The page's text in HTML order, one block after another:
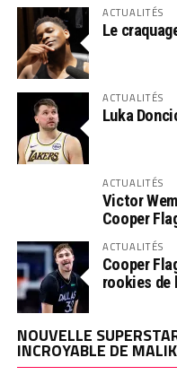
ACTUALITÉS
Le
ACTUALITÉS
Luka
ACTUALITÉS
Victor
Cooper
ACTUALITÉS
Cooper
rookies de
NOUVELLE
INCROYABLE DE